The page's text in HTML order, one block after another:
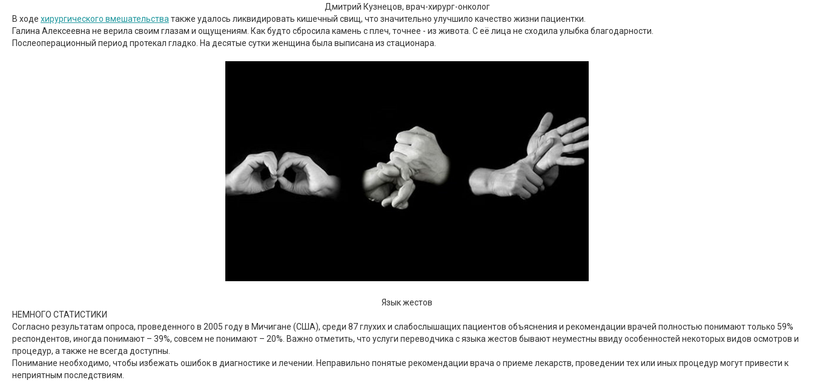
Дмитрий Кузнецов, врач-хирург-онколог
В ходе хирургического вмешательства также удалось ликвидировать кишечный свищ, что значительно улучшило качество жизни пациентки.
Галина Алексеевна не верила своим глазам и ощущениям. Как будто сбросила камень с плеч, точнее - из живота. С её лица не сходила улыбка благодарности.
Послеоперационный период протекал гладко. На десятые сутки женщина была выписана из стационара.
Язык жестов
НЕМНОГО СТАТИСТИКИ
Согласно результатам опроса, проведенного в 2005 году в Мичигане (США), среди 87 глухих и слабослышащих пациентов объяснения и рекомендации врачей полностью понимают только 59%
респондентов, иногда понимают – 39%, совсем не понимают – 20%. Важно отметить, что услуги переводчика с языка жестов бывают неуместны ввиду особенностей некоторых видов осмотров и
процедур, а также не всегда доступны.
Понимание необходимо, чтобы избежать ошибок в диагностике и лечении. Неправильно понятые рекомендации врача о приеме лекарств, проведении тех или иных процедур могут привести к
неприятным последствиям.